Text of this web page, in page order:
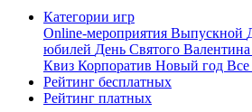
Категории игр
Online-мероприятия Выпускной
юбилей День Святого Валентина
Квиз Корпоратив Новый год Все
Рейтинг бесплатных
Рейтинг платных